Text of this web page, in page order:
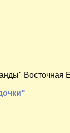
Восточная